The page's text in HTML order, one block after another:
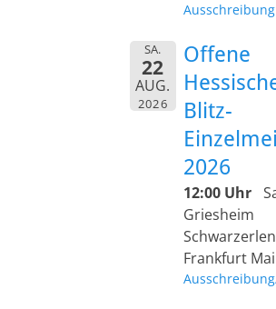
Ausschreibung
SA.
22
AUG.
2026
Offene
Blitz-
2026
12:00 Uhr
Griesheim
Frankfurt